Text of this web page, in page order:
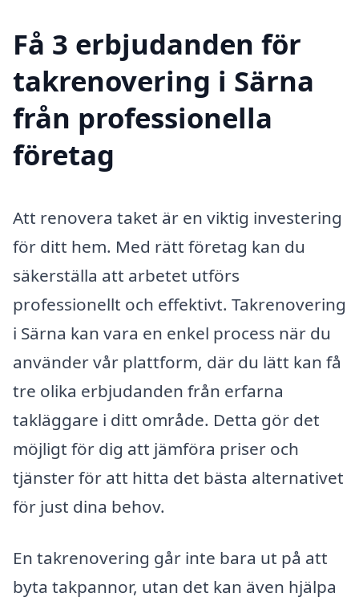
Få 3 erbjudanden för
takrenovering i Särna
från professionella
företag
Att renovera taket är en viktig investering
för ditt hem. Med rätt företag kan du
säkerställa att arbetet utförs
professionellt och effektivt. Takrenovering
i Särna kan vara en enkel process när du
använder vår plattform, där du lätt kan få
tre olika erbjudanden från erfarna
takläggare i ditt område. Detta gör det
möjligt för dig att jämföra priser och
tjänster för att hitta det bästa alternativet
för just dina behov.
En takrenovering går inte bara ut på att
byta takpannor, utan det kan även hjälpa